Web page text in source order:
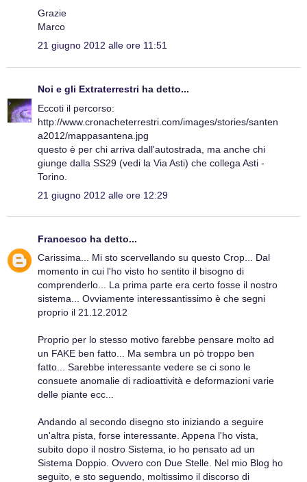
Grazie
Marco
21 giugno 2012 alle ore 11:51
Noi e gli Extraterrestri ha detto...
Eccoti il percorso:
http://www.cronacheterrestri.com/images/stories/santen
a2012/mappasantena.jpg
questo è per chi arriva dall'autostrada, ma anche chi
giunge dalla SS29 (vedi la Via Asti) che collega Asti -
Torino.
21 giugno 2012 alle ore 12:29
Francesco ha detto...
Carissima... Mi sto scervellando su questo Crop... Dal
momento in cui l'ho visto ho sentito il bisogno di
comprenderlo... La prima parte era certo fosse il nostro
sistema... Ovviamente interessantissimo è che segni
proprio il 21.12.2012
Proprio per lo stesso motivo farebbe pensare molto ad
un FAKE ben fatto... Ma sembra un pò troppo ben
fatto... Sarebbe interessante vedere se ci sono le
consuete anomalie di radioattività e deformazioni varie
delle piante ecc...
Andando al secondo disegno sto iniziando a seguire
un'altra pista, forse interessante. Appena l'ho vista,
subito dopo il nostro Sistema, io ho pensato ad un
Sistema Doppio. Ovvero con Due Stelle. Nel mio Blog ho
seguito, e sto seguendo, moltissimo il discorso di